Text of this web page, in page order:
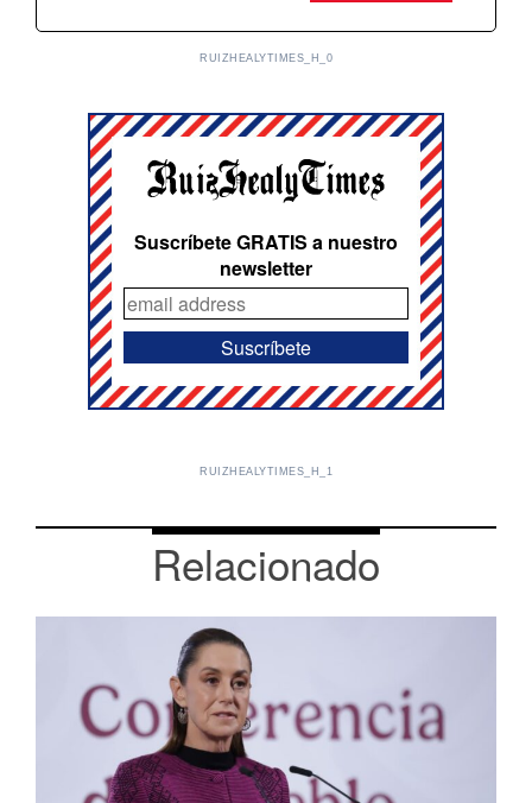
RUIZHEALYTIMES_H_0
Suscríbete GRATIS a nuestro
newsletter
RUIZHEALYTIMES_H_1
Relacionado